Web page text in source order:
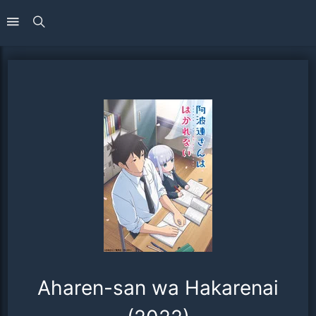
Aharen-san wa Hakarenai